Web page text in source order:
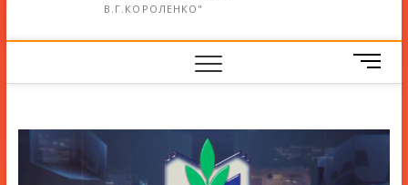
В.Г.КОРОЛЕНКО"
М
е